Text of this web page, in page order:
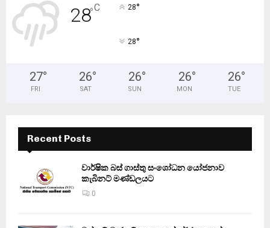
28°C 28°
28°
27°
FRI
26°
SAT
26°
SUN
26°
MON
26°
TUE
Recent Posts
වාර්ෂික බස් ගාස්තු සංශෝධන යෝජනාව
කැබිනට් මණ්ඩලයට
0